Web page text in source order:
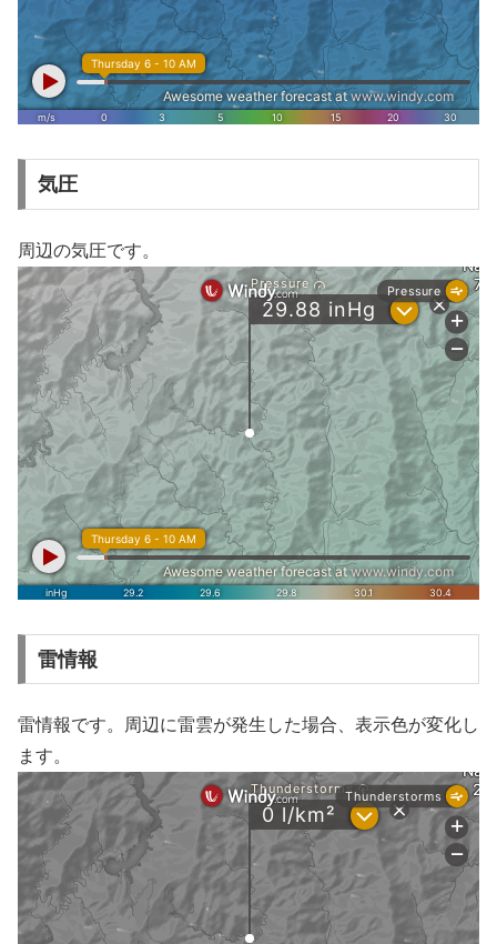
気圧
周辺の気圧です。
雷情報
雷情報です。周辺に雷雲が発生した場合、表示色が変化し
ます。